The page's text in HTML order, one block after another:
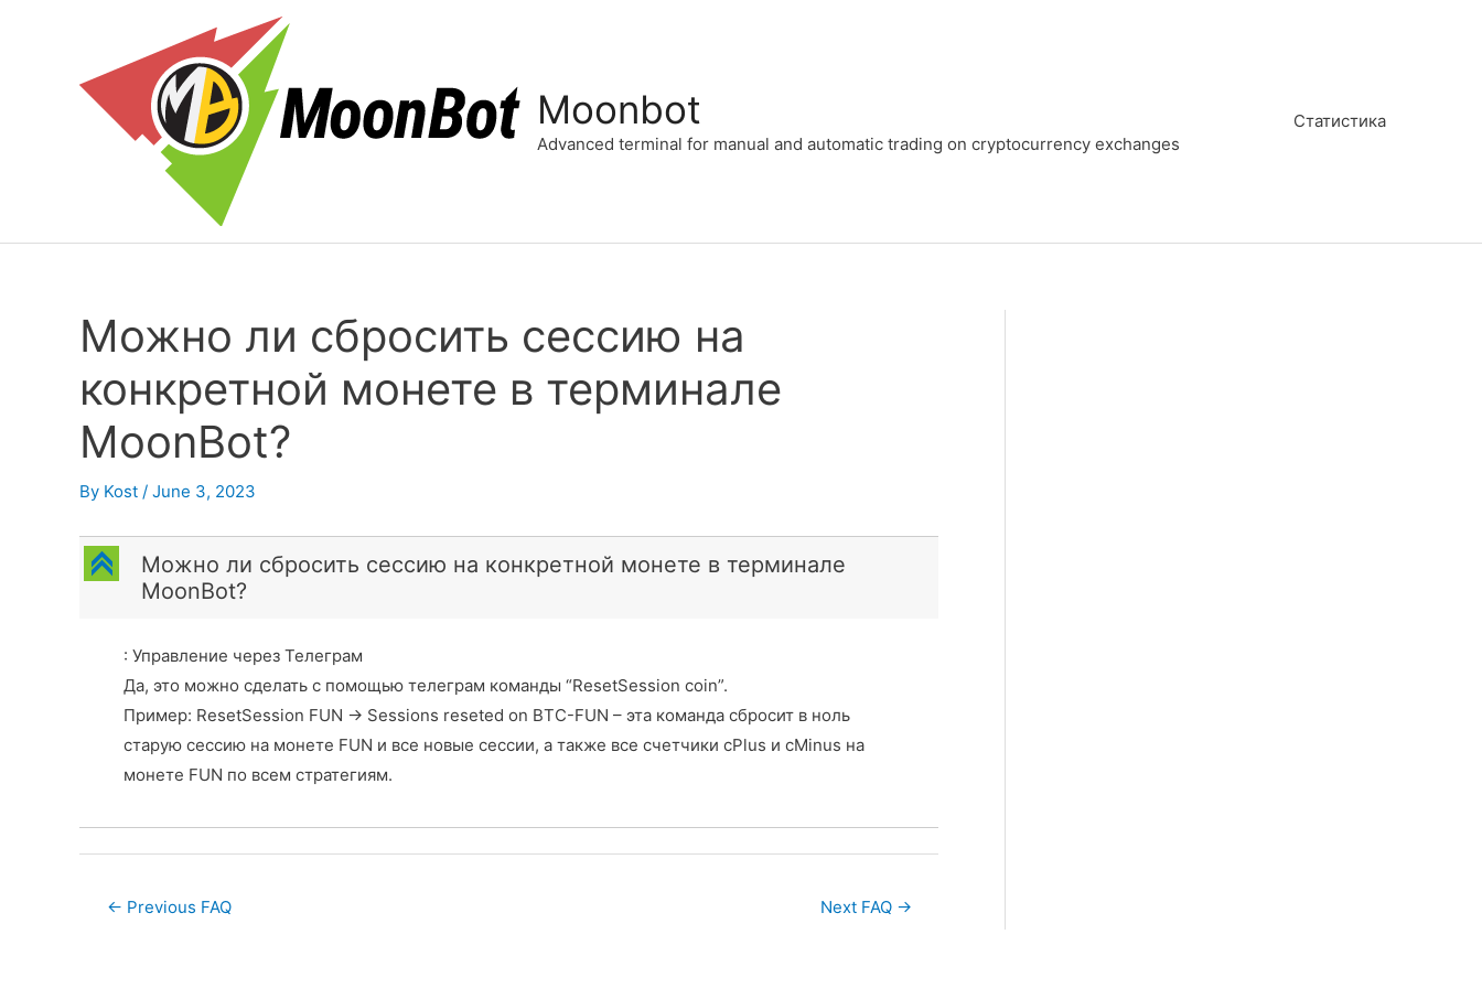
Moonbot
Advanced terminal for manual and automatic trading on cryptocurrency exchanges
Статистика
Можно ли сбросить сессию на
конкретной монете в терминале
MoonBot?
By Kost / June 3, 2023
C
Можно ли сбросить сессию на конкретной монете в терминале
MoonBot?
: Управление через Телеграм
Да, это можно сделать с помощью телеграм команды “ResetSession coin”.
Пример: ResetSession FUN -> Sessions reseted on BTC-FUN – эта команда сбросит в ноль
старую сессию на монете FUN и все новые сессии, а также все счетчики cPlus и сMinus на
монете FUN по вcем стратегиям.
Post← Previous FAQ Next FAQ →